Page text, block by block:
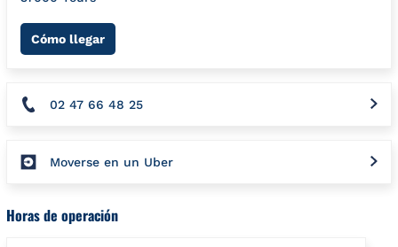
Cómo llegarLink Opens in New Tab
02 47 66 48 25
Moverse en un Uber
Horas de operación